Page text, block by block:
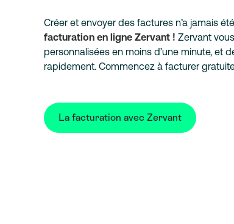
Créer et envoyer des factures n’a jamais
facturation en ligne Zervant ! Zervant
personnalisées en moins d’une minute, et
rapidement. Commencez à facturer
La facturation avec Zervant